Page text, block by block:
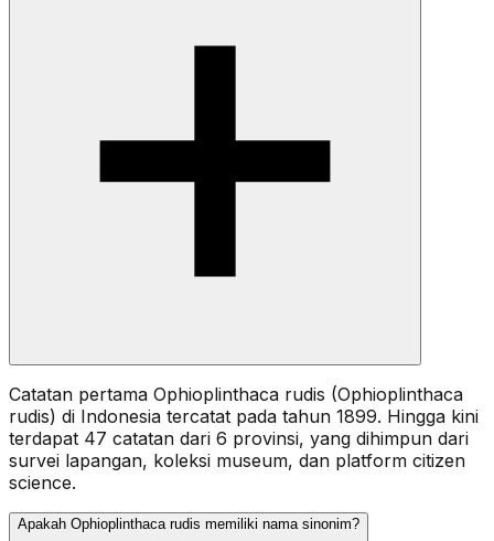
Catatan pertama Ophioplinthaca rudis (Ophioplinthaca
rudis) di Indonesia tercatat pada tahun 1899. Hingga kini
terdapat 47 catatan dari 6 provinsi, yang dihimpun dari
survei lapangan, koleksi museum, dan platform citizen
science.
Apakah Ophioplinthaca rudis memiliki nama sinonim?